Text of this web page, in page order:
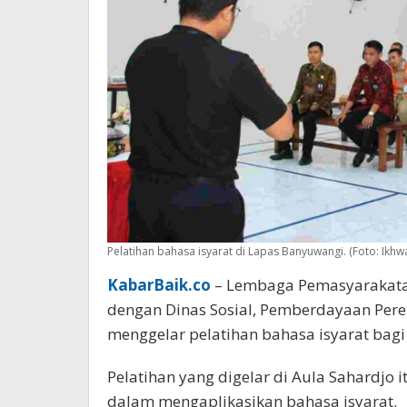
Pelatihan bahasa isyarat di Lapas Banyuwangi. (Foto:
KabarBaik.co – Lembaga
dengan Dinas Sosial, Pemberdayaan
menggelar pelatihan bahasa isyarat
Pelatihan yang digelar di Aula
dalam mengaplikasikan bahasa isyarat.